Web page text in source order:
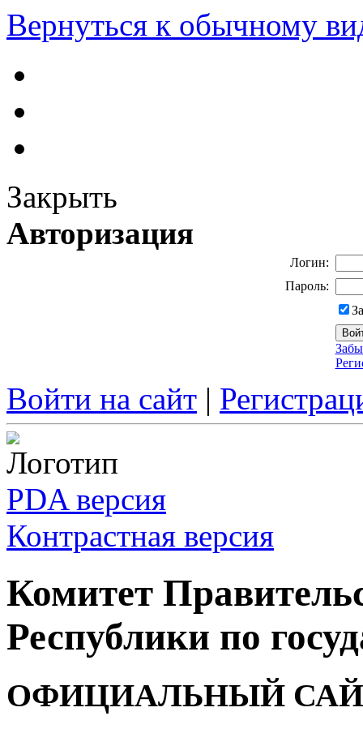
Вернуться к обычному
Закрыть
Авторизация
Логин:
Пароль:
Войти на сайт |
PDA версия
Контрастная версия
Комитет
Республики по
ОФИЦИАЛЬНЫЙ